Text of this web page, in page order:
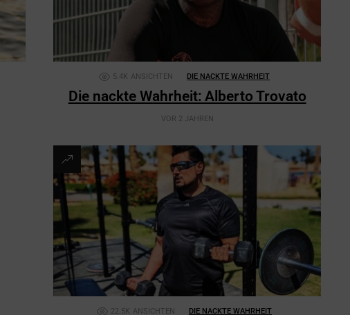
5.4K ANSICHTEN DIE NACKTE WAHRHEIT
Die nackte Wahrheit: Alberto Trovato
VOR 2 JAHREN
22.5K ANSICHTEN DIE NACKTE WAHRHEIT